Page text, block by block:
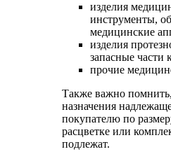
изделия
инструменты,
медицинские
изделия
запасные части
прочие
Также важно
назначения
покупателю по
расцветке или
подлежат.